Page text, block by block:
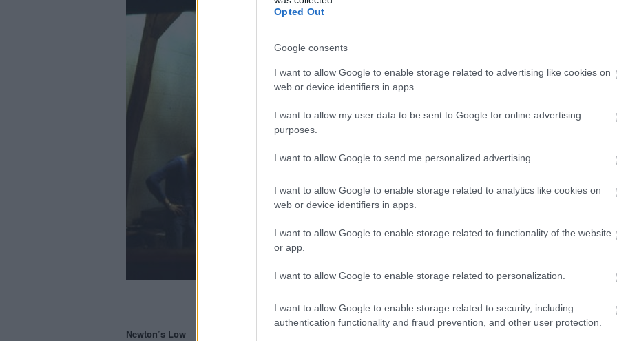
Opted Out
Google consents
I want to allow Google to enable storage related to advertising like cookies on
web or device identifiers in apps.
I want to allow my user data to be sent to Google for online advertising
purposes.
I want to allow Google to send me personalized advertising.
I want to allow Google to enable storage related to analytics like cookies on
web or device identifiers in apps.
I want to allow Google to enable storage related to functionality of the website
or app.
I want to allow Google to enable storage related to personalization.
I want to allow Google to enable storage related to security, including
authentication functionality and fraud prevention, and other user protection.
Newton’s Low